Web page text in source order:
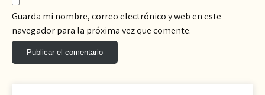
Guarda mi nombre, correo electrónico y web en este
navegador para la próxima vez que comente.